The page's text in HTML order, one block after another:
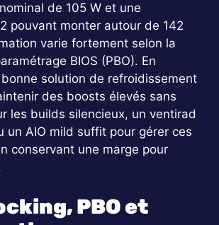
de 105 W et une
pouvant monter autour de 142
varie fortement selon la
BIOS (PBO). En
solution de refroidissement
des boosts élevés sans
les builds silencieux, un ventirad
un AIO mild suffit pour gérer ces
conservant une marge pour
PBO et